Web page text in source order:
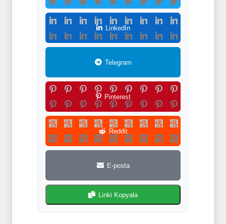
LinkedIn
Telegram
Pinterest
Reddit
E-posta
Linki Kopyala